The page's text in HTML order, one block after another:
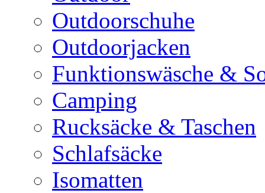
Outdoorschuhe
Outdoorjacken
Funktionswäsche &
Camping
Rucksäcke & Taschen
Schlafsäcke
Isomatten